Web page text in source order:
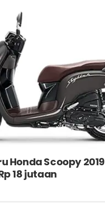
Honda Scoopy 2019
18 jutaan